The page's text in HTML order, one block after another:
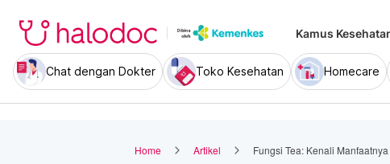
Kamus
Chat dengan Dokter Toko Kesehatan Homecare
Home Artikel Fungsi Tea: Kenali